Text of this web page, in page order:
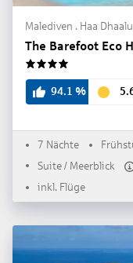
Malediven . Haa
The Barefoot Eco
94.1 %
7 Nächte
Suite / Meerblick
inkl. Flüge